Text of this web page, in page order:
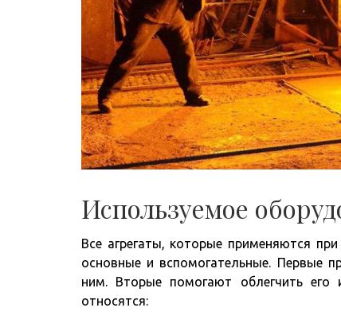
Используемое
Все агрегаты, которые применяются
основные и вспомогательные. Первые
ним. Вторые помогают облегчить его
относятся: